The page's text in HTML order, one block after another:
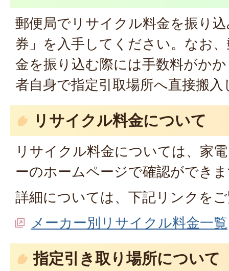
郵便局でリサイクル料金を振り
券」を入手してください。なお
金を振り込む際には手数料がか
者自身で指定引取場所へ直接搬
リサイクル料金について
リサイクル料金については、家
ーのホームページで確認ができ
詳細については、下記リンクを
メーカー別リサイクル料金一覧
指定引き取り場所について